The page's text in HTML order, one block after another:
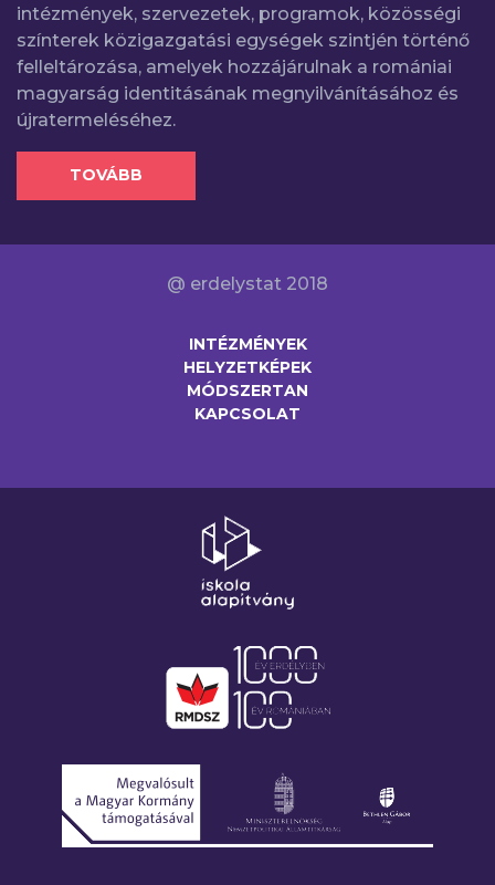
intézmények, szervezetek, programok, közösségi
színterek közigazgatási egységek szintjén történő
felleltározása, amelyek hozzájárulnak a romániai
magyarság identitásának megnyilvánításához és
újratermeléséhez.
TOVÁBB
@ erdelystat 2018
INTÉZMÉNYEK
HELYZETKÉPEK
MÓDSZERTAN
KAPCSOLAT